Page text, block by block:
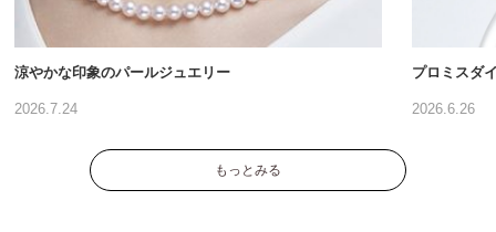
涼やかな印象のパールジュエリー
2026.7.24
プロミスダ
2026.6.26
もっとみる